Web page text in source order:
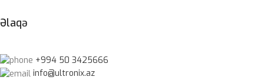
Əlaqə
+994 50 3425666
info@ultronix.az